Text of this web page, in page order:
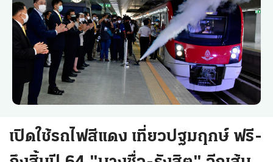
เปิดใช้รถไฟสีแดง เที่ยวปฐมฤกษ์ ฟรี-